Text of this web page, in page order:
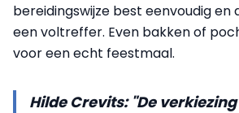
bereidingswijze best eenvoudig en
een voltreffer. Even bakken of
voor een echt feestmaal.
Hilde Crevits: "De